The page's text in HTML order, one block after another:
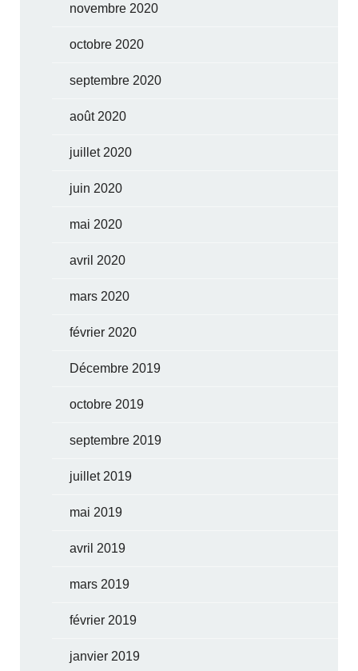
novembre 2020
octobre 2020
septembre 2020
août 2020
juillet 2020
juin 2020
mai 2020
avril 2020
mars 2020
février 2020
Décembre 2019
octobre 2019
septembre 2019
juillet 2019
mai 2019
avril 2019
mars 2019
février 2019
janvier 2019